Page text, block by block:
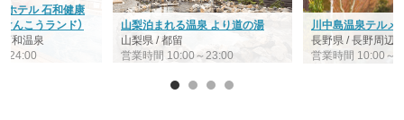
ホテル 石和健康
んこうランド）
和温泉
24:00
山梨泊まれる温泉 より道の湯
山梨県 / 都留
営業時間 10:00～23:00
川中島温泉テルメ
長野県 / 長野周辺
営業時間 10:00～